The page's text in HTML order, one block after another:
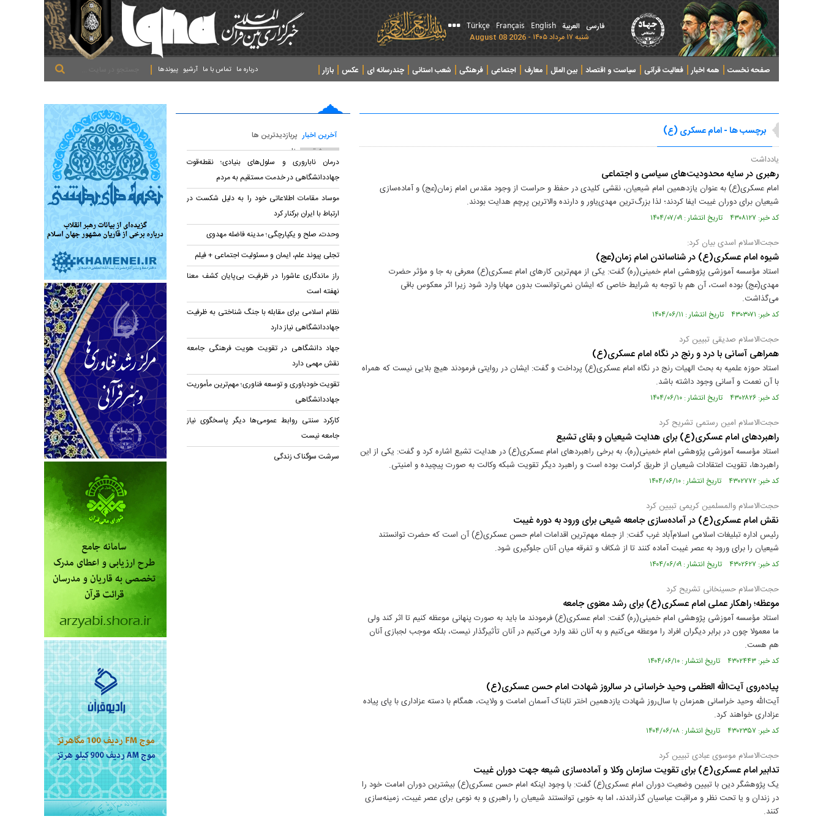
فارسی العربیة English
Français
Türkçe
شنبه ۱۷ مرداد ۱۴۰۵ - 2026 August 08
صفحه نخست همه اخبار فعالیت قرآنی سیاست و اقتصاد بین الملل معارف اجتماعی فرهنگی شعب استانی چندرسانه ای عکس
بازار
پیوندها آرشیو تماس با ما درباره ما
برچسب ها - امام عسکری (ع)
یادداشت
رهبری در سایه محدودیت‌های سیاسی و اجتماعی
امام عسکری(ع) به عنوان یازدهمین امام شیعیان، نقشی کلیدی در حفظ و حراست از وجود مقدس امام زمان(عج) و آماده‌سازی
شیعیان برای دوران غیبت ایفا کردند؛ لذا بزرگ‌ترین مهدی‌یاور و دارنده والاترین پرچم هدایت بودند.
کد خبر: ۴۳۰۸۱۲۷ تاریخ انتشار : ۱۴۰۴/۰۷/۰۹
حجت‌الاسلام اسدی بیان کرد:
شیوه امام عسکری(ع) در شناساندن امام زمان(عج)
استاد مؤسسه آموزشی پژوهشی امام خمینی(ره) گفت: یکی از مهم‌ترین کارهای امام عسکری(ع) معرفی به جا و مؤثر حضرت
مهدی(عج) بوده است، آن هم با توجه به شرایط خاصی که ایشان نمی‌توانست بدون مهابا وارد شود زیرا اثر معکوس باقی
می‌گذاشت.
کد خبر: ۴۳۰۳۰۷۱ تاریخ انتشار : ۱۴۰۴/۰۶/۱۱
حجت‌الاسلام صدیقی تبیین کرد
همراهی آسانی با درد و رنج در نگاه امام عسکری(ع)
استاد حوزه علمیه به بحث الهیات رنج در نگاه امام عسکری(ع) پرداخت و گفت: ایشان در روایتی فرمودند هیچ بلایی نیست که همراه
با آن نعمت و آسانی وجود داشته باشد.
کد خبر: ۴۳۰۲۸۲۶ تاریخ انتشار : ۱۴۰۴/۰۶/۱۰
حجت‌الاسلام امین‌ رستمی تشریح کرد
راهبردهای امام عسکری(ع) برای هدایت شیعیان و بقای تشیع
استاد مؤسسه آموزشی پژوهشی امام خمینی(ره)، به برخی راهبردهای امام عسکری(ع) در هدایت تشیع اشاره کرد و گفت: یکی از این
راهبردها، تقویت اعتقادات شیعیان از طریق کرامت بوده است و راهبرد دیگر تقویت شبکه وکالت به صورت پیچیده و امنیتی.
کد خبر: ۴۳۰۲۷۷۲ تاریخ انتشار : ۱۴۰۴/۰۶/۱۰
حجت‌الاسلام والمسلمین کریمی تبیین کرد
نقش امام عسکری(ع) در آماده‌سازی جامعه شیعی برای ورود به دوره غیبت
رئیس اداره تبلیغات اسلامی اسلام‌آباد غرب گفت: از جمله مهم‌ترین اقدامات امام حسن عسکری(ع) آن است که حضرت توانستند
شیعیان را برای ورود به عصر غیبت آماده کنند تا از شکاف و تفرقه میان آنان جلوگیری شود.
کد خبر: ۴۳۰۲۶۲۷ تاریخ انتشار : ۱۴۰۴/۰۶/۰۹
حجت‌الاسلام حسینخانی تشریح کرد
موعظه؛ راهکار عملی امام عسکری(ع) برای رشد معنوی جامعه
استاد مؤسسه آموزشی پژوهشی امام خمینی(ره) گفت: امام عسکری(ع) فرمودند ما باید به صورت پنهانی موعظه کنیم تا اثر کند ولی
ما معمولا چون در برابر دیگران افراد را موعظه می‌کنیم و به آنان نقد وارد می‌کنیم در آنان تأثیرگذار نیست، بلکه موجب لجبازی آنان
هم هست.
کد خبر: ۴۳۰۲۴۴۳ تاریخ انتشار : ۱۴۰۴/۰۶/۱۰
پیاده‌روی آیت‌الله العظمی وحید خراسانی در سالروز شهادت امام حسن عسکری(ع)
آیت‌الله وحید خراسانی همزمان با سال‌روز شهادت یازدهمین اختر تابناک آسمان امامت و ولایت، همگام با دسته عزاداری با پای پیاده
عزاداری خواهند کرد.
کد خبر: ۴۳۰۲۳۵۷ تاریخ انتشار : ۱۴۰۴/۰۶/۰۸
حجت‌‌الاسلام موسوی عبادی تبیین کرد
تدابیر امام عسکری(ع) برای تقویت سازمان وکلا و آماده‌سازی شیعه جهت دوران غیبت
یک پژوهشگر دین با تبیین وضعیت دوران امام عسکری(ع) گفت: با وجود اینکه امام حسن عسکری(ع) بیشترین دوران امامت خود را
در زندان و یا تحت نظر و مراقبت عباسیان گذراندند، اما به خوبی توانستند شیعیان را راهبری و به نوعی برای عصر غیبت، زمینه‌سازی
کنند.
آخرین اخبار پربازدیدترین ها
پربحث ترین عناوین
درمان ناباروری و سلول‌های بنیادی؛ نقطه‌قوت
جهاددانشگاهی در خدمت مستقیم به مردم
موساد مقامات اطلاعاتی خود را به دلیل شکست در
ارتباط با ایران برکنار کرد
وحدت، صلح و یکپارچگی؛ مدینه فاضله مهدوی
تجلی پیوند علم، ایمان و مسئولیت اجتماعی + فیلم
راز ماندگاری عاشورا در ظرفیت بی‌پایان کشف معنا
نهفته است
نظام اسلامی برای مقابله با جنگ شناختی به ظرفیت
جهاددانشگاهی نیاز دارد
جهاد دانشگاهی در تقویت هویت فرهنگی جامعه
نقش مهمی دارد
تقویت خودباوری و توسعه فناوری؛ مهم‌ترین مأموریت
جهاددانشگاهی
کارکرد سنتی روابط عمومی‌ها دیگر پاسخگوی نیاز
جامعه نیست
سرشت سوگناک زندگی